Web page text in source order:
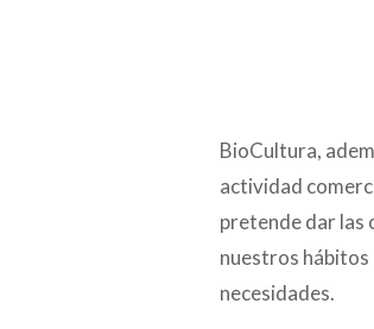
BioCultura,
actividad
pretende dar las
nuestros hábitos
necesidades.